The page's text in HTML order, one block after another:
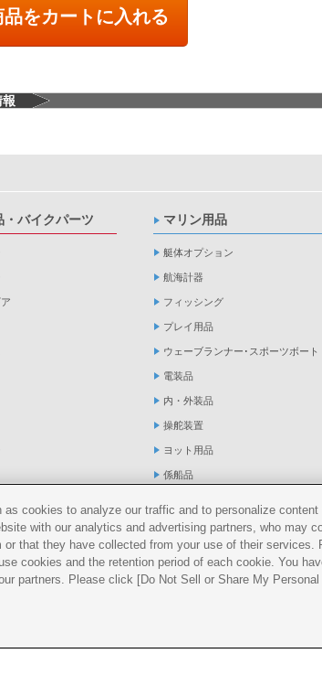
品をカートに入れる
・バイクパーツ
シングキットパーツ
マリン用品
艇体オプション
航海計器
フィッシング
プレイ用品
ウェーブランナー･スポーツボート
電装品
内・外装品
操舵装置
ヨット用品
係船品
メンテナンス
アパレル
船外機
cookies to analyze our traffic and to personalize content
with our analytics and advertising partners, who may
or that they have collected from your use of their services.
cookies and the retention period of each cookie. You
partners. Please click [Do Not Sell or Share My